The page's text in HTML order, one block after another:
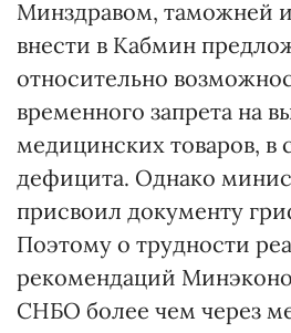
Минздравом, таможней
внести в Кабмин
относительно
временного запрета на
медицинских товаров, в
дефицита. Однако
присвоил документу
Поэтому о трудности
рекомендаций
СНБО более чем через